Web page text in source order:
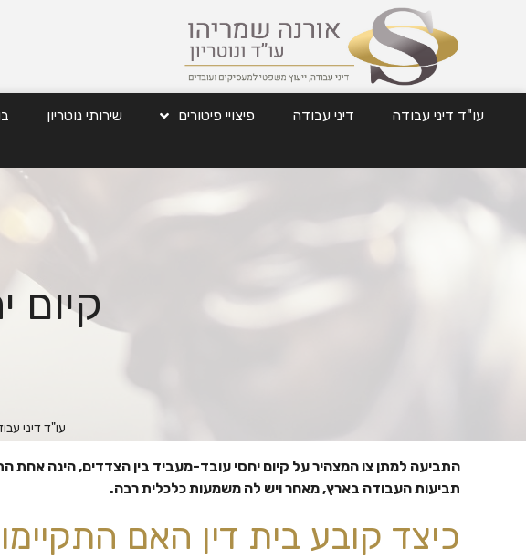
עו"ד דיני עבודה דיני עבודה פיצויי פיטורים שירותי נוטריון
קיום
עו"ד דיני
התביעה למתן צו המצהיר על קיום יחסי עובד-מעביד בין הצדדים, הינה אחת
תביעות העבודה בארץ, מאחר ויש לה משמעות כלכלית רבה.
כיצד קובע בית דין האם